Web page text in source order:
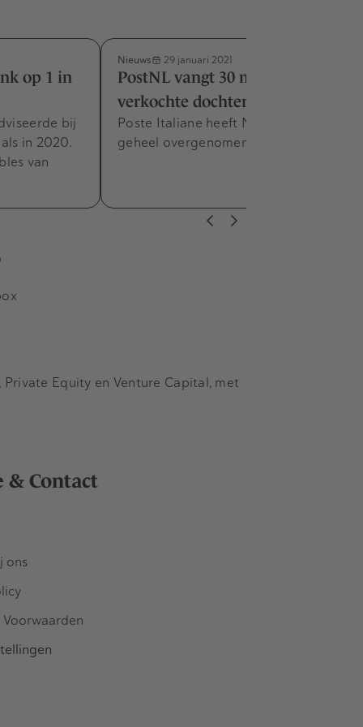
op 1 in
bij
in 2020.
van
Nieuws 29 januari 2021
PostNL vangt 30 miljoen voor
verkochte dochter
Poste Italiane heeft Nexive in zijn
geheel overgenomen.
& Contact
ons
Equity en Venture Capital, met